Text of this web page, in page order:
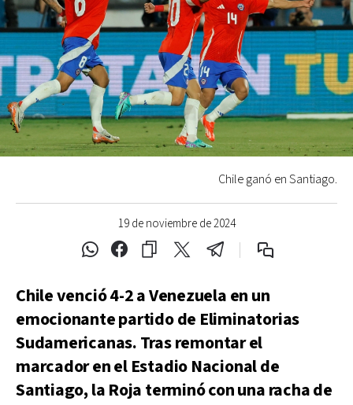
19 de noviembre de 2024
Chile ganó en Santiago.
Chile venció 4-2 a Venezuela en un
emocionante partido de Eliminatorias
Sudamericanas. Tras remontar el
marcador en el Estadio Nacional de
Santiago, la Roja terminó con una racha de